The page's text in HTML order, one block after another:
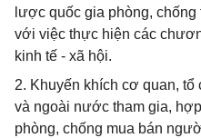
lược quốc gia phòng,
với việc thực hiện các
kinh tế - xã hội.
2. Khuyến khích cơ quan,
và ngoài nước tham gia,
phòng, chống mua bán